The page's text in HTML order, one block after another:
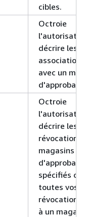
cibles.
Octroie
décrire les
associations
avec un
Octroie
décrire les
révocations
magasins
spécifiés ou
toutes vos
révocations
à un